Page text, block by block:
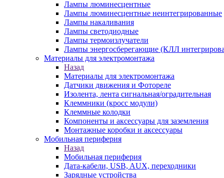
Лампы люминесцентные
Лампы люминесцентные неинтегрированные
Лампы накаливания
Лампы светодиодные
Лампы термоизлучатели
Лампы энергосберегающие (КЛЛ
Материалы для электромонтажа
Назад
Материалы для электромонтажа
Датчики движения и Фотореле
Изолента, лента сигнальная/оградительная
Клеммники (кросс модули)
Клеммные колодки
Компоненты и аксессуары для заземления
Монтажные коробки и аксессуары
Мобильная периферия
Назад
Мобильная периферия
Дата-кабели, USB, AUX, переходники
Зарядные устройства